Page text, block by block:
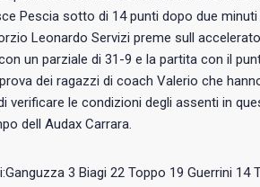
Pescia sotto di 14 punti dopo due minuti
Leonardo Servizi preme sull
un parziale di 31-9 e la partita con il
dei ragazzi di coach Valerio che
verificare le condizioni degli assenti in
dell Audax Carrara.
3 Biagi 22 Toppo 19 Guerrini